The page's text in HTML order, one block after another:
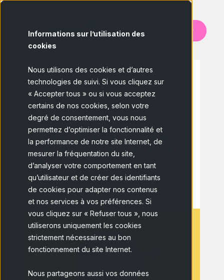
Informations sur l’utilisation des
cookies
Nous utilisons des cookies et d’autres
technologies de suivi. Si vous cliquez sur
« Accepter tous » ou si vous acceptez
certains de nos cookies, selon votre
degré de consentement, vous nous
permettez d’optimiser la fonctionnalité et
la performance de notre site Internet, de
mesurer la fréquentation du site,
d’analyser votre comportement en tant
qu’utilisateur et de créer des identifiants
de cookies pour adapter nos contenus
et nos services à vos préférences. Si
vous cliquez sur « Refuser tous », nous
utiliserons uniquement les cookies
strictement nécessaires au bon
fonctionnement du site Internet.
Nous partageons aussi vos données
Nous contacter
QUALITATIF
OnlineQualitative
Recruitment
Comptez sur nous pour vos dynamiques
virtuelles, focus groups et entretiens en
profondeur.
En savoir plus !